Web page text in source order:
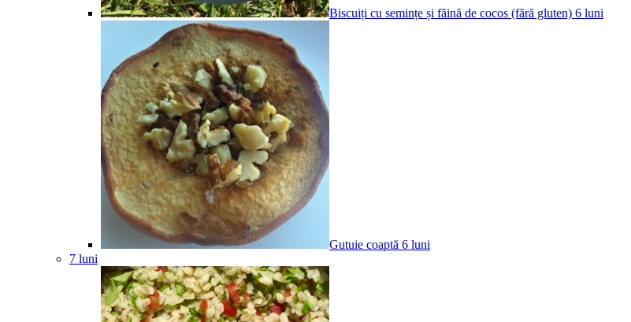
Biscuiți cu semințe și făină de cocos (fără gluten) 6 luni
Gutuie coaptă 6 luni
7 luni